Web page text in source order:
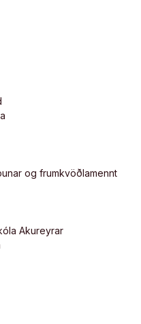
og frumkvöðlamennt
Akureyrar